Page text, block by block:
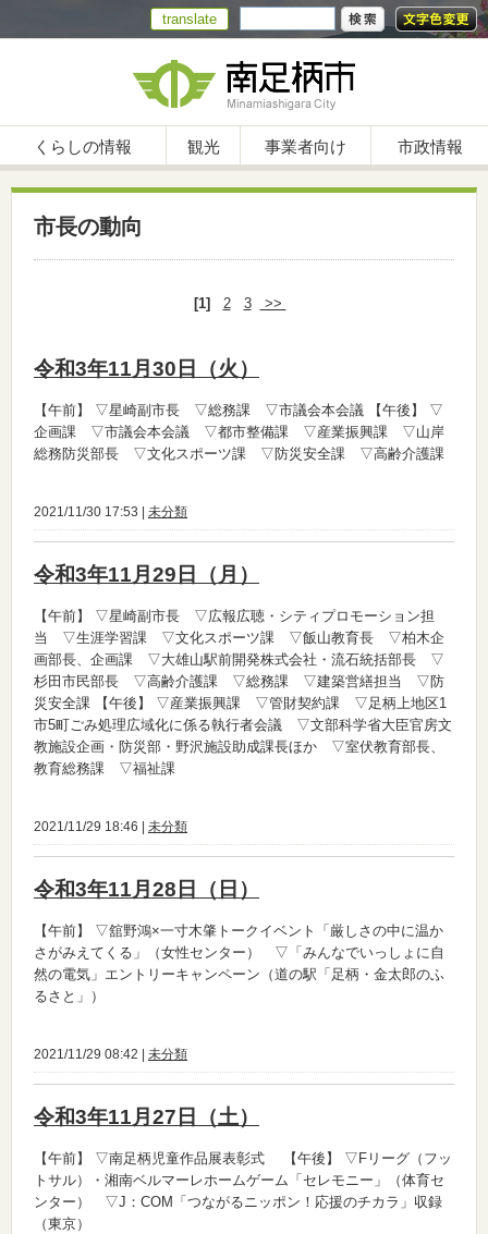
translate
くらしの情報 観光 事業者向け 市政情報
市長の動向
[1] 2 3 >>
令和3年11月30日（火）
【午前】 ▽星崎副市長 ▽総務課 ▽市議会本会議 【午後】
▽
企画課 ▽市議会本会議 ▽都市整備課 ▽産業振興課 ▽山岸
総務防災部長 ▽文化スポーツ課 ▽防災安全課 ▽高齢介護課
2021/11/30 17:53 | 未分類
令和3年11月29日（月）
【午前】
▽星崎副市長 ▽広報広聴・シティプロモーション担
当 ▽生涯学習課 ▽文化スポーツ課 ▽飯山教育長 ▽柏木企
画部長、企画課 ▽大雄山駅前開発株式会社・流石統括部長 ▽
杉田市民部長 ▽高齢介護課 ▽総務課 ▽建築営繕担当 ▽防
災安全課 【午後】
▽産業振興課 ▽管財契約課 ▽足柄上地区1
市5町ごみ処理広域化に係る執行者会議 ▽文部科学省大臣官房文
教施設企画・防災部・野沢施設助成課長ほか ▽室伏教育部長、
教育総務課 ▽福祉課
2021/11/29 18:46 | 未分類
令和3年11月28日（日）
【午前】
▽舘野鴻×一寸木肇トークイベント「厳しさの中に温か
さがみえてくる」（女性センター） ▽「みんなでいっしょに自
然の電気」エントリーキャンペーン（道の駅「足柄・金太郎のふ
るさと」）
2021/11/29 08:42 | 未分類
令和3年11月27日（土）
【午前】 ▽南足柄児童作品展表彰式 【午後】
▽Fリーグ（フッ
トサル）・湘南ベルマーレホームゲーム「セレモニー」（体育セ
ンター） ▽J：COM「つながるニッポン！応援のチカラ」収録
（東京）